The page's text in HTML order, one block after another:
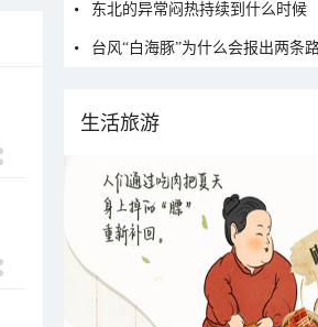
东北的异常闷热持续到什么时候
台风“白海豚”为什么会报出两条路
生活旅游